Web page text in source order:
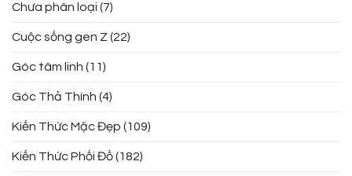
Chưa phân loại (7)
Cuộc sống gen Z (22)
Góc tâm linh (11)
Góc Thả Thính (4)
Kiến Thức Mặc Đẹp (109)
Kiến Thức Phối Đồ(182)